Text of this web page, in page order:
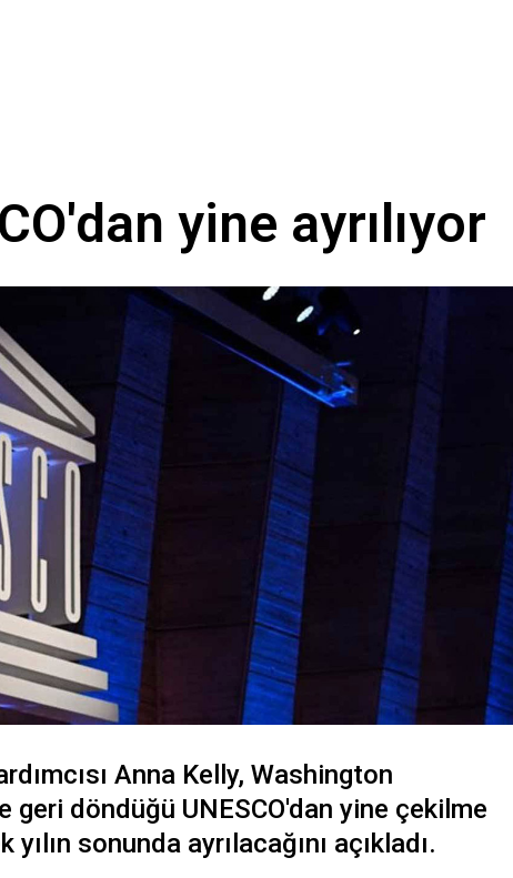
yine ayrılıyor
Anna Kelly, Washington
geri döndüğü UNESCO'dan yine çekilme
yılın sonunda ayrılacağını açıkladı.